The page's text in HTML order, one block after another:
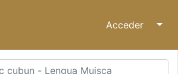
Acceder ↓